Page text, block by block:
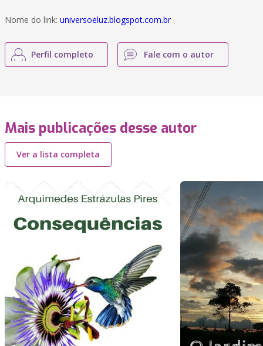
Nome do link: universoeluz.blogspot.com.br
Perfil completo Fale com o autor
Mais publicações desse autor
Ver a lista completa